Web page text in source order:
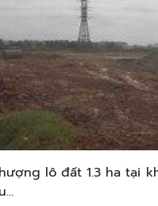
lô đất 1.3 ha tại